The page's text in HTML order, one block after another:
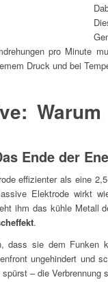
pro Minute
Druck und bei
Ende der
effizienter als eine
Elektrode wirkt
ihm das kühle Metall
.
dass sie dem Funken
ungehindert und
– die Verbrennung